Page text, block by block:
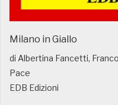
Milano in Giallo
di Albertina Fancetti,
Pace
EDB Edizioni